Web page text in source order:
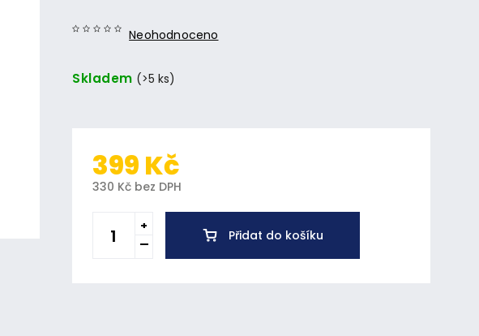
Neohodnoceno
Skladem (>5 ks)
399 Kč
330 Kč bez DPH
Přidat do košíku